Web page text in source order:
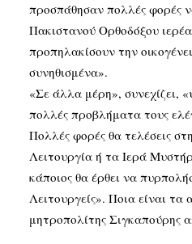
προσπάθησαν πολλές φορές
Πακιστανού Ορθοδόξου
προπηλακίσουν την
συνηθισμένα».
«Σε άλλα μέρη», συνεχίζει,
πολλές προβλήματα τους
Πολλές φορές θα τελέσεις
Λειτουργία ή τα Ιερά
κάποιος θα έρθει να
Λειτουργείς». Ποια είναι τα
μητροπολίτης Σιγκαπούρης